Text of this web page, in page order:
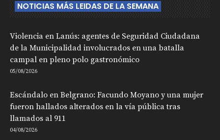
NOTICIAS MÁS LEIDAS DE LA SEMANA
Violencia en Lanús: agentes de Seguridad Ciudadana
de la Municipalidad involucrados en una batalla
campal en pleno polo gastronómico
05/08/2026
Escándalo en Belgrano: Facundo Moyano y una mujer
fueron hallados alterados en la vía pública tras
llamados al 911
04/08/2026